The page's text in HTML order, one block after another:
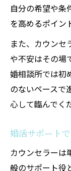
自分の希望や条
を高めるポイン
また、カウンセ
や不安はその場
婚相談所では初
のないペースで
心して臨んでく
婚活サポート
カウンセラーは
般のサポート役